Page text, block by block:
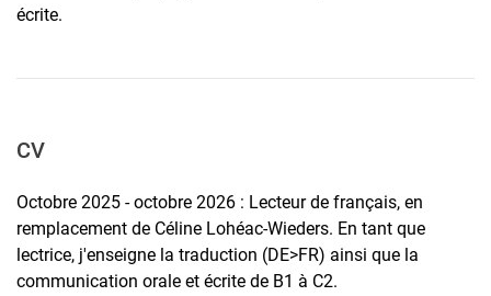
écrite.
CV
Octobre 2025 - octobre 2026 : Lecteur de français, en
remplacement de Céline Lohéac-Wieders. En tant que
lectrice, j'enseigne la traduction (DE>FR) ainsi que la
communication orale et écrite de B1 à C2.